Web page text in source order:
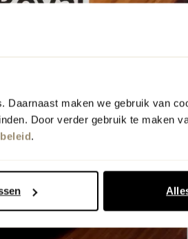
Daarnaast maken we gebruik van
Door verder gebruik te maken
.